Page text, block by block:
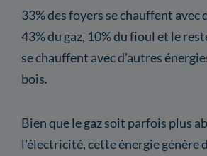
33% des foyers se chauffent avec
43% du gaz, 10% du fioul et le
se chauffent avec d'autres
bois.
Bien que le gaz soit parfois plus
l'électricité, cette énergie génère